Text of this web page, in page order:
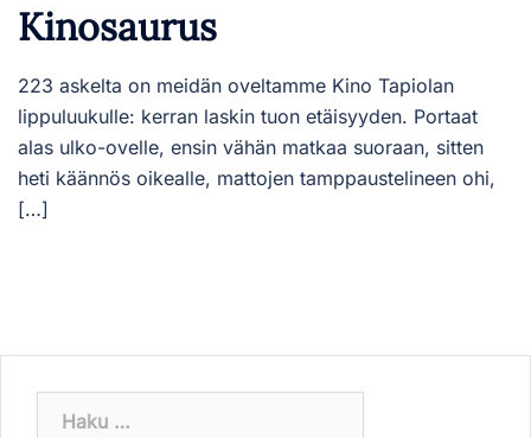
Kinosaurus
223 askelta on meidän oveltamme Kino Tapiolan
lippuluukulle: kerran laskin tuon etäisyyden. Portaat
alas ulko-ovelle, ensin vähän matkaa suoraan, sitten
heti käännös oikealle, mattojen tamppaustelineen ohi,
[…]